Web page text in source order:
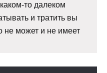
то далеком
и тратить вы
не может и не имеет